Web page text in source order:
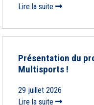
Lire la suite
Présentation du
Multisports !
29 juillet 2026
Lire la suite